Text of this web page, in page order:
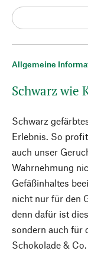
Allgemeine
Schwarz wie
Schwarz
Erlebnis. So
auch unser
Wahrnehmung
Gefäßinhaltes
nicht nur für den
denn dafür ist
sondern auch für
Schokolade &